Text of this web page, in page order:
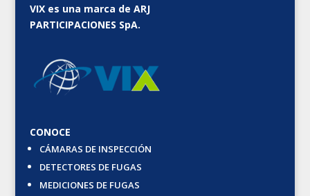
VIX es una marca de ARJ
PARTICIPACIONES SpA.
CONOCE
CÁMARAS DE INSPECCIÓN
DETECTORES DE FUGAS
MEDICIONES DE FUGAS